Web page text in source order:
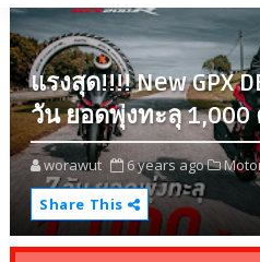
แรงสุด!!!! New GPX
วัน ยอดพุ่งทะลุ 1,000
worawut 6 years ago
Share This